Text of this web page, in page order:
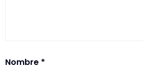
Nombre *